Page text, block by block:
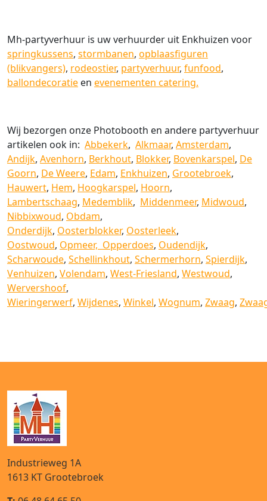
Mh-partyverhuur is uw verhuurder uit Enkhuizen voor
springkussens, stormbanen, opblaasfiguren
(blikvangers), rodeostier, partyverhuur, funfood,
ballondecoratie en evenementen catering.
Wij bezorgen onze Photobooth en andere partyverhuur
artikelen ook in: Abbekerk, Alkmaar, Amsterdam,
Andijk, Avenhorn, Berkhout, Blokker, Bovenkarspel, De
Goorn, De Weere, Edam, Enkhuizen, Grootebroek,
Hauwert, Hem, Hoogkarspel, Hoorn,
Lambertschaag, Medemblik, Middenmeer, Midwoud,
Nibbixwoud, Obdam,
Onderdijk, Oosterblokker, Oosterleek,
Oostwoud, Opmeer, Opperdoes, Oudendijk,
Scharwoude, Schellinkhout, Schermerhorn, Spierdijk,
Venhuizen, Volendam, West-Friesland, Westwoud,
Wervershoof,
Wieringerwerf, Wijdenes, Winkel, Wognum, Zwaag,
Industrieweg 1A
1613 KT Grootebroek